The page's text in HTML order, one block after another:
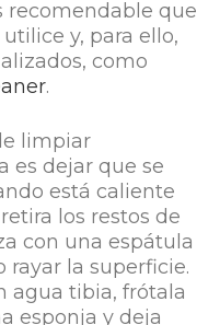
recomendable que
y, para ello,
como
.
limpiar
es dejar que se
está caliente
los restos de
con una espátula
rayar la superficie.
agua tibia, frótala
esponja y deja